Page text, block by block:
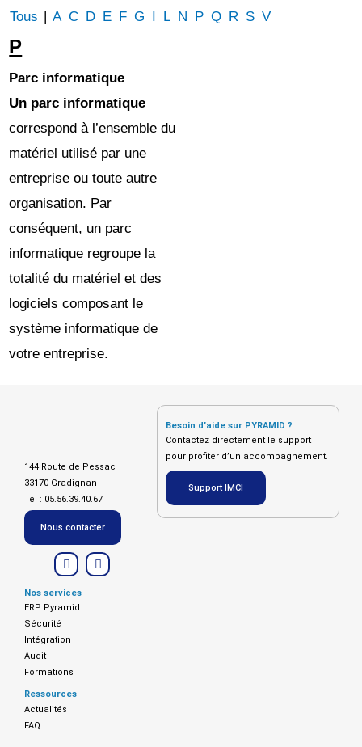
Tous | A C D E F G I L N P Q R S V
P
Parc informatique
Un parc informatique
correspond à l’ensemble du
matériel utilisé par une
entreprise ou toute autre
organisation. Par
conséquent, un parc
informatique regroupe la
totalité du matériel et des
logiciels composant le
système informatique de
votre entreprise.
144 Route de Pessac
33170 Gradignan
Tél : 05.56.39.40.67
Nous contacter
L
i
n
k
e
n
F
a
c
Nos services
ERP Pyramid
Sécurité
Intégration
Audit
Formations
Ressources
Actualités
FAQ
Besoin d’aide sur PYRAMID ?
Contactez directement le support
pour profiter d’un accompagnement.
Support IMCI